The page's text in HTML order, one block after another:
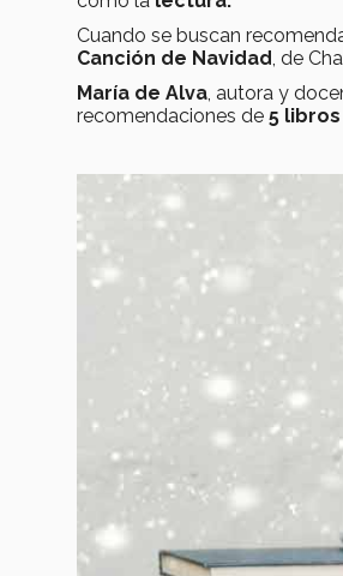
Cuando se buscan
Canción de Navidad , de
María de Alva , autora y
recomendaciones de 5